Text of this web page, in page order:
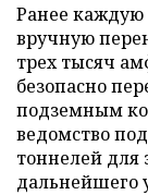
Ранее
вручную
трех тысяч
безопасно
подземным
ведомство
тоннелей
дальнейшего